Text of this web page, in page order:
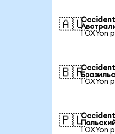
🇦🇺
1 OXYon
🇧🇷
1 OXYon
🇵🇱
1 OXYon